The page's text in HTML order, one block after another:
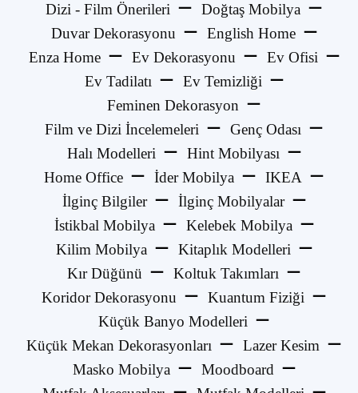
Dizi - Film Önerileri
Doğtaş Mobilya
Duvar Dekorasyonu
English Home
Enza Home
Ev Dekorasyonu
Ev Ofisi
Ev Tadilatı
Ev Temizliği
Feminen Dekorasyon
Film ve Dizi İncelemeleri
Genç Odası
Halı Modelleri
Hint Mobilyası
Home Office
İder Mobilya
IKEA
İlginç Bilgiler
İlginç Mobilyalar
İstikbal Mobilya
Kelebek Mobilya
Kilim Mobilya
Kitaplık Modelleri
Kır Düğünü
Koltuk Takımları
Koridor Dekorasyonu
Kuantum Fiziği
Küçük Banyo Modelleri
Küçük Mekan Dekorasyonları
Lazer Kesim
Masko Mobilya
Moodboard